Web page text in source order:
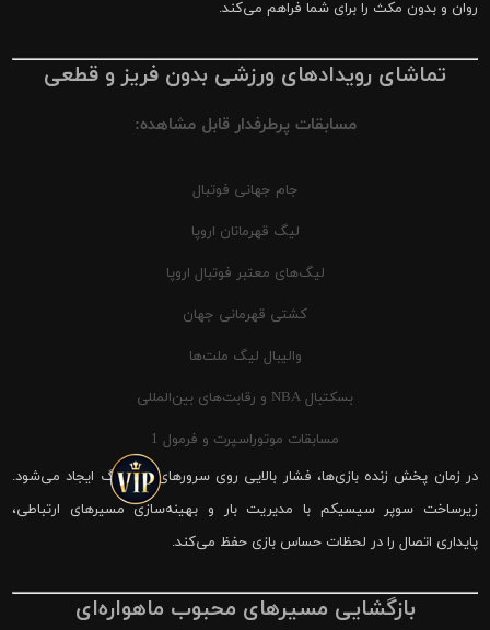
روان و بدون مکث را برای شما فراهم می‌کند.
تماشای رویدادهای ورزشی بدون فریز و قطعی
مسابقات پرطرفدار قابل مشاهده:
جام جهانی فوتبال
لیگ قهرمانان اروپا
لیگ‌های معتبر فوتبال اروپا
کشتی قهرمانی جهان
والیبال لیگ ملت‌ها
بسکتبال NBA و رقابت‌های بین‌المللی
مسابقات موتوراسپرت و فرمول 1
در زمان پخش زنده بازی‌ها، فشار بالایی روی سرورهای شیرینگ ایجاد می‌شود.
زیرساخت سوپر سیسیکم با مدیریت بار و بهینه‌سازی مسیرهای ارتباطی،
پایداری اتصال را در لحظات حساس بازی حفظ می‌کند.
بازگشایی مسیرهای محبوب ماهواره‌ای